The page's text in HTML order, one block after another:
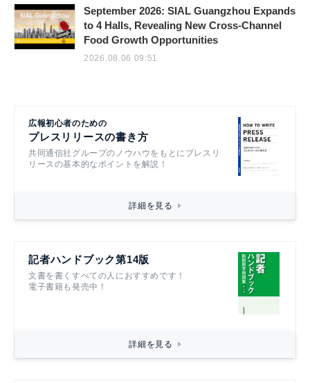
September 2026: SIAL Guangzhou Expands
to 4 Halls, Revealing New Cross-Channel
Food Growth Opportunities
2026.08.06 09:51
広報初心者のための
プレスリリースの書き方
共同通信社グループのノウハウをもとにプレスリ
リースの基本的なポイントを解説！
詳細を見る
記者ハンドブック第14版
文書を書くすべての人におすすめです！
電子書籍も発売中！
詳細を見る